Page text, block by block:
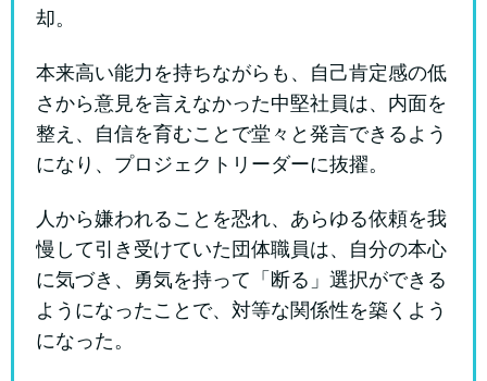
却。
本来高い能力を持ちながらも、自己肯定感の低
さから意見を言えなかった中堅社員は、内面を
整え、自信を育むことで堂々と発言できるよう
になり、プロジェクトリーダーに抜擢。
人から嫌われることを恐れ、あらゆる依頼を我
慢して引き受けていた団体職員は、自分の本心
に気づき、勇気を持って「断る」選択ができる
ようになったことで、対等な関係性を築くよう
になった。